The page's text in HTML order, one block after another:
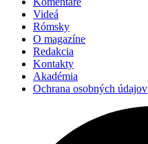
Videá
Rómsky
O magazíne
Redakcia
Kontakty
Akadémia
Ochrana osobných údajov